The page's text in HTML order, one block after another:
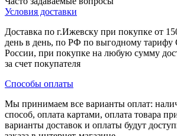
Условия доставки
Доставка по г.Ижевску при покупке от
день в день, по РФ по выгодному
России, при покупке на любую сумму
за счет покупателя
Способы оплаты
Мы принимаем все варианты оплат:
способ, оплата картами, оплата товара
варианты доставок и оплаты будут